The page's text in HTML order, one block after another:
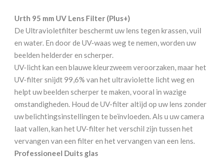
Urth 95 mm UV Lens Filter (Plus+)
De Ultravioletfilter beschermt uw lens tegen krassen, vuil
en water. En door de UV-waas weg te nemen, worden uw
beelden helderder en scherper.
UV-licht kan een blauwe kleurzweem veroorzaken, maar het
UV-filter snijdt 99,6% van het ultraviolette licht weg en
helpt uw beelden scherper te maken, vooral in wazige
omstandigheden. Houd de UV-filter altijd op uw lens zonder
uw belichtingsinstellingen te beïnvloeden. Als u uw camera
laat vallen, kan het UV-filter het verschil zijn tussen het
vervangen van een filter en het vervangen van een lens.
Professioneel Duits glas